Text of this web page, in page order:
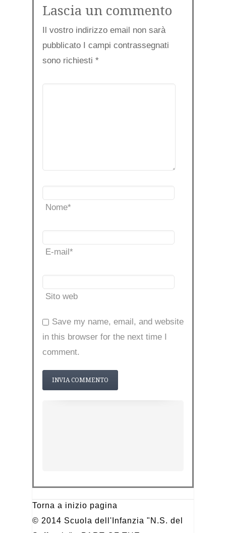
Lascia un commento
Il vostro indirizzo email non sarà
pubblicato I campi contrassegnati
sono richiesti *
Nome*
E-mail*
Sito web
Save my name, email, and website
in this browser for the next time I
comment.
Torna a inizio pagina
© 2014 Scuola dell'Infanzia "N.S. del